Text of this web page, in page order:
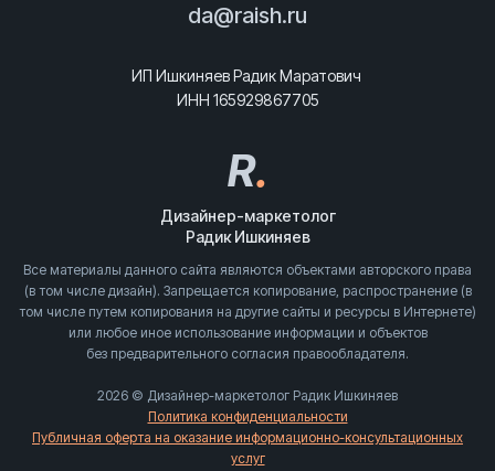
da@raish.ru
ИП Ишкиняев Радик Маратович
ИНН 165929867705
R.
Дизайнер-маркетолог
Радик Ишкиняев
Все материалы данного сайта являются объектами авторского права
(в том числе дизайн). Запрещается копирование, распространение (в
том числе путем копирования на другие сайты и ресурсы в Интернете)
или любое иное использование информации и объектов
без предварительного согласия правообладателя.
2026 © Дизайнер-маркетолог Радик Ишкиняев
Политика конфиденциальности
Публичная оферта на оказание информационно-консультационных
услуг